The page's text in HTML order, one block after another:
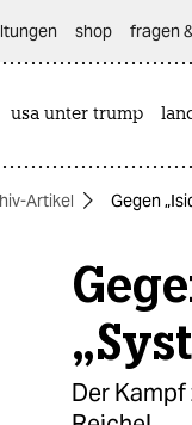
shop fragen
usa unter trump
Artikel Gegen
Der